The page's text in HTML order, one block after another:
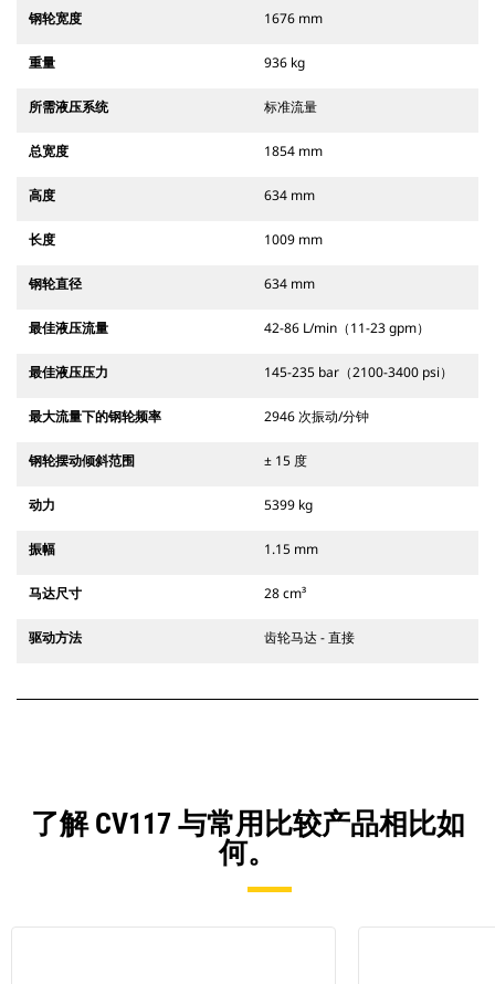
钢轮宽度 1676 mm
重量 936 kg
所需液压系统 标准流量
总宽度 1854 mm
高度 634 mm
长度 1009 mm
钢轮直径 634 mm
最佳液压流量 42-86 L/min（11-23 gpm）
最佳液压压力 145-235 bar（2100-3400 psi）
最大流量下的钢轮频率 2946 次振动/分钟
钢轮摆动倾斜范围 ± 15 度
动力 5399 kg
振幅 1.15 mm
马达尺寸 28 cm³
驱动方法 齿轮马达 - 直接
了解 CV117 与常用比较产品相比如
何。